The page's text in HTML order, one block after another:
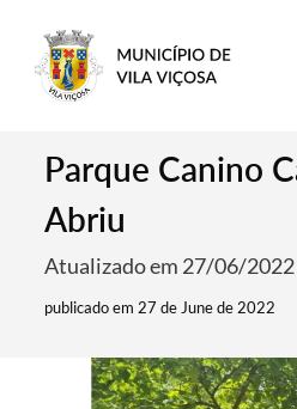
Parque Canino
Abriu
Atualizado em 27/06/2022
publicado em 27 de June de 2022